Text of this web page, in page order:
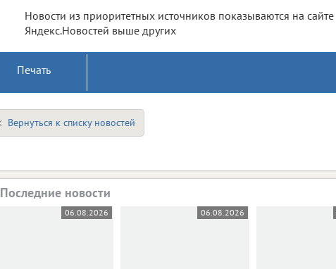
Новости из приоритетных источников показываются на сайте
Яндекс.Новостей выше других
Печать
Вернуться к списку новостей
Последние новости
06.08.2026 06.08.2026